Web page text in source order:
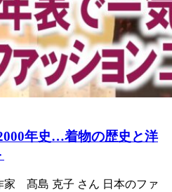
年史…着物の歴史と洋
家 髙島 克子 さん 日本のファ